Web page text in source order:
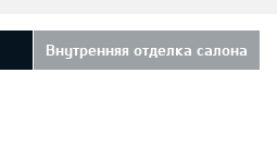
Внутренняя отделка салона